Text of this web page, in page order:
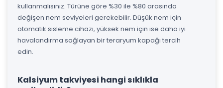
kullanmalısınız. Türüne göre %30 ile %80 arasında
değişen nem seviyeleri gerekebilir. Düşük nem için
otomatik sisleme cihazı, yüksek nem için ise daha iyi
havalandırma sağlayan bir teraryum kapağı tercih
edin.
Kalsiyum takviyesi hangi sıklıkla